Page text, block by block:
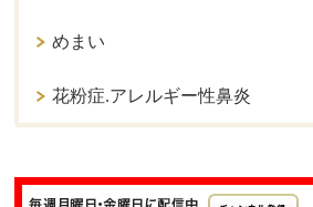
めまい
花粉症.アレルギー性鼻炎